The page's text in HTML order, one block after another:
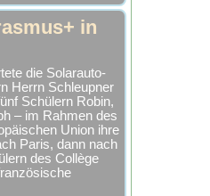
in
die Solarauto-
Herrn Schleupner
Schülern Robin,
– im Rahmen des
Union ihre
Paris, dann nach
des Collège